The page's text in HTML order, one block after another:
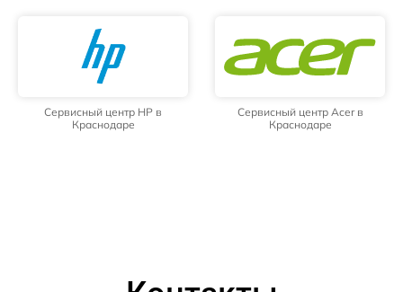
Сервисный центр HP в
Краснодаре
Сервисный центр Acer в
Краснодаре